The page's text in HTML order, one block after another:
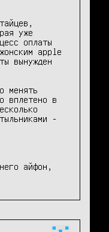
уже
оплаты
apple
вынужден
менять
вплетено в
-
айфон,